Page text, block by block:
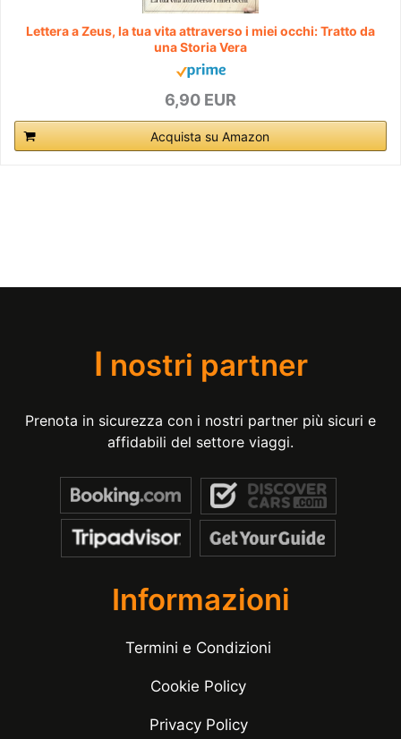
Lettera a Zeus, la tua vita attraverso i miei occhi: Tratto da
una Storia Vera
6,90 EUR
Acquista su Amazon
I nostri partner
Prenota in sicurezza con i nostri partner più sicuri e
affidabili del settore viaggi.
Informazioni
Termini e Condizioni
Cookie Policy
Privacy Policy